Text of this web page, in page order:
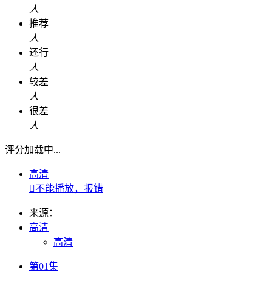
人
推荐
人
还行
人
较差
人
很差
人
评分加载中...
高清
不能播放，报错
来源：
高清
高清
第01集